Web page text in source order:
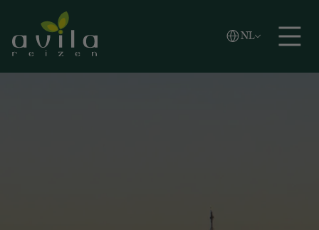
Zoeken
NL
Vlaams
English